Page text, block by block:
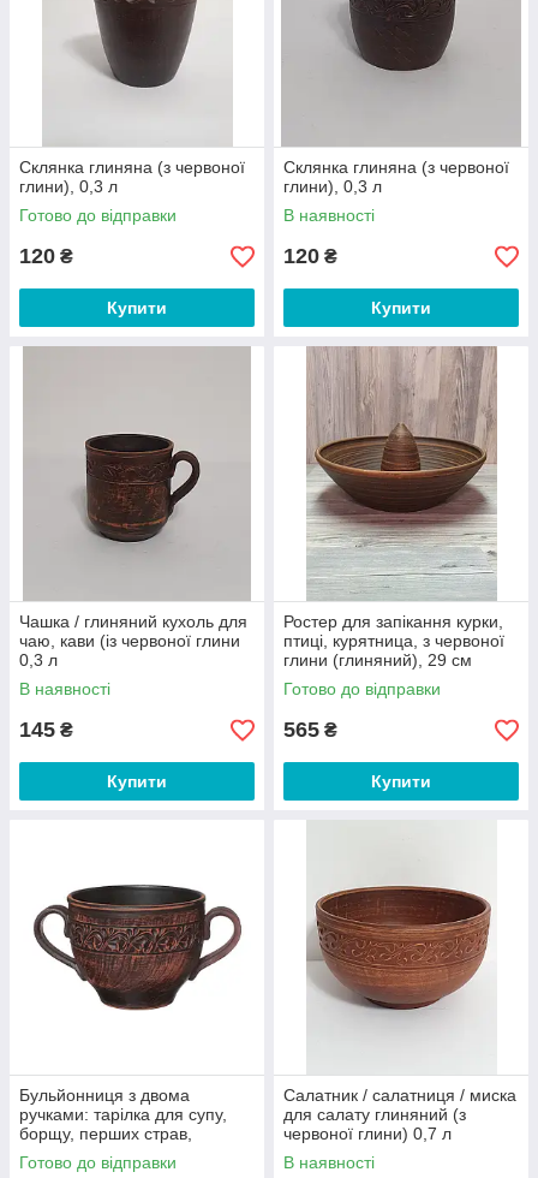
Склянка глиняна (з червоної
глини), 0,3 л
Готово до відправки
120 ₴
Купити
Склянка глиняна (з червоної
глини), 0,3 л
В наявності
120 ₴
Купити
Чашка / глиняний кухоль для
чаю, кави (із червоної глини
0,3 л
В наявності
145 ₴
Купити
Ростер для запікання курки,
птиці, курятница, з червоної
глини (глиняний), 29 см
Готово до відправки
565 ₴
Купити
Бульйонниця з двома
ручками: тарілка для супу,
борщу, перших страв,
глиняна (із червоної глини)
Готово до відправки
Салатник / салатниця / миска
для салату глиняний (з
червоної глини) 0,7 л
В наявності